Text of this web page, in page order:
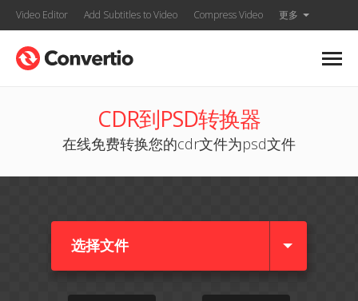
Video Editor Add Subtitles to Video Compress Video 更多
CDR到PSD转换器
在线免费转换您的cdr文件为psd文件
选择文件